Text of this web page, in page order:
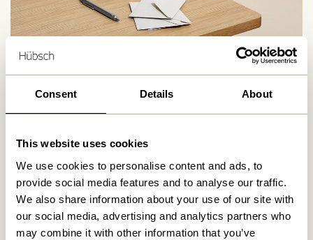
Consent Details About
This website uses cookies
We use cookies to personalise content and ads, to
provide social media features and to analyse our traffic.
We also share information about your use of our site with
our social media, advertising and analytics partners who
may combine it with other information that you’ve